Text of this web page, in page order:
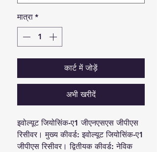
मात्रा *
कार्ट में जोड़ें
अभी खरीदें
इवोल्यूट जियोसिंक-ए1 जीएनएसएस जीपीएस
रिसीवर। मुख्य कीवर्ड: इवोल्यूट जियोसिंक-ए1
जीपीएस रिसीवर। द्वितीयक कीवर्ड: नेविक